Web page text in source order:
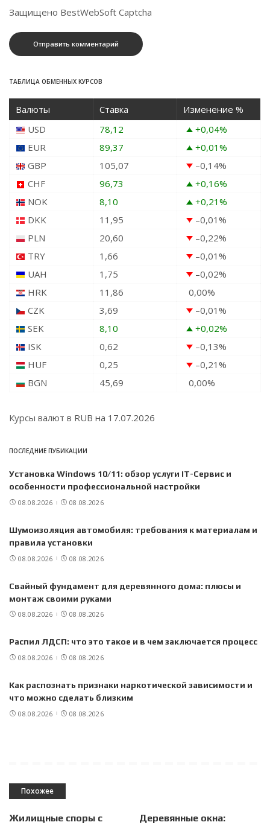
Защищено BestWebSoft Captcha
ТАБЛИЦА ОБМЕННЫХ КУРСОВ
Валюты Ставка
Изменение %
USD
78,12 +0,04%
EUR
89,37 +0,01%
GBP
105,07 –0,14%
CHF
96,73 +0,16%
NOK
8,10 +0,21%
DKK
11,95 –0,01%
PLN
20,60 –0,22%
TRY
1,66 –0,01%
UAH
1,75 –0,02%
HRK
11,86 0,00%
CZK
3,69 –0,01%
SEK
8,10 +0,02%
ISK
0,62 –0,13%
HUF
0,25 –0,21%
BGN
45,69 0,00%
Курсы валют в RUB на 17.07.2026
ПОСЛЕДНИЕ ПУБИКАЦИИ
Установка Windows 10/11: обзор услуги IT-Сервис и
особенности профессиональной настройки
08.08.2026 08.08.2026
Шумоизоляция автомобиля: требования к материалам и
правила установки
08.08.2026 08.08.2026
Свайный фундамент для деревянного дома: плюсы и
монтаж своими руками
08.08.2026 08.08.2026
Распил ЛДСП: что это такое и в чем заключается процесс
08.08.2026 08.08.2026
Как распознать признаки наркотической зависимости и
что можно сделать близким
08.08.2026 08.08.2026
Похожее
Жилищные споры с
Деревянные окна: